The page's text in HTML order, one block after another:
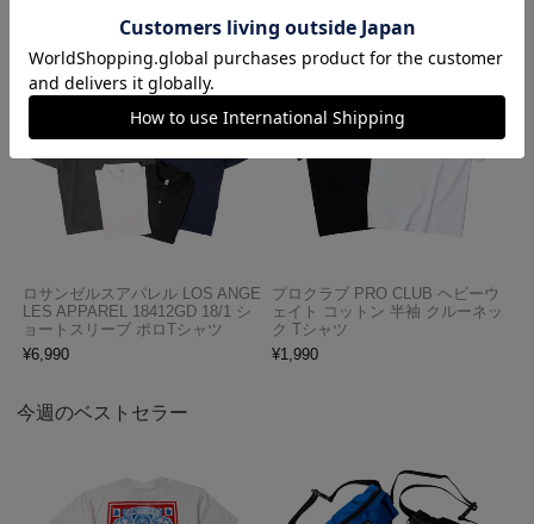
ロサンゼルスアパレル LOS ANGE
LES APPAREL 18412GD 18/1 シ
ョートスリーブ ポロTシャツ
¥6,990
プロクラブ PRO CLUB ヘビーウ
ェイト コットン 半袖 クルーネッ
ク Tシャツ
¥1,990
今週のベストセラー